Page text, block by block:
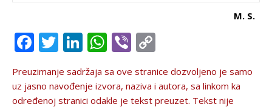
M. S.
Facebook
Twitter
LinkedIn
WhatsApp
Viber
Link
Preuzimanje sadržaja sa ove stranice dozvolјeno je samo
uz jasno navođenje izvora, naziva i autora, sa linkom ka
određenoj stranici odakle je tekst preuzet. Tekst nije